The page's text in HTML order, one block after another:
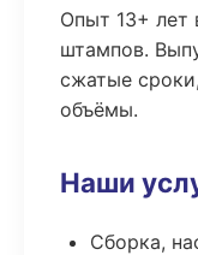
Опыт 13+ лет
штампов.
сжатые
объёмы.
Наши
Сборка,